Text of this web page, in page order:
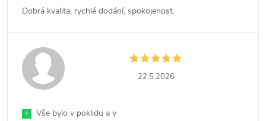
Dobrá kvalita, rychlé dodání, spokojenost.
22.5.2026
+
Vše bylo v poklidu a v